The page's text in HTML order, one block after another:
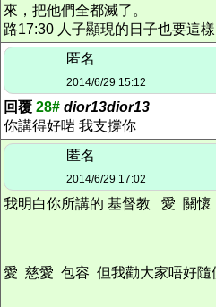
來，把他們全都滅了。
路17:30 人子顯現的日子也要這樣
匿名
2014/6/29 15:12
回覆 28# dior13dior13
你講得好啱 我支撐你
匿名
2014/6/29 17:02
我明白你所講的 基督教 愛 關
愛 慈愛 包容 但我勸大家唔好隨